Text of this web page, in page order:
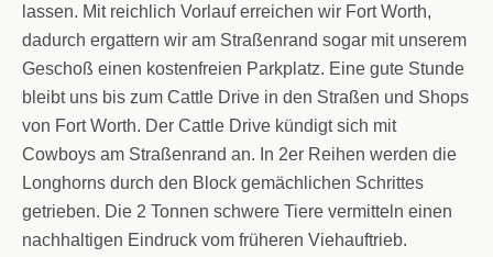
lassen. Mit reichlich Vorlauf erreichen wir Fort Worth,
dadurch ergattern wir am Straßenrand sogar mit unserem
Geschoß einen kostenfreien Parkplatz. Eine gute Stunde
bleibt uns bis zum Cattle Drive in den Straßen und Shops
von Fort Worth. Der Cattle Drive kündigt sich mit
Cowboys am Straßenrand an. In 2er Reihen werden die
Longhorns durch den Block gemächlichen Schrittes
getrieben. Die 2 Tonnen schwere Tiere vermitteln einen
nachhaltigen Eindruck vom früheren Viehauftrieb.